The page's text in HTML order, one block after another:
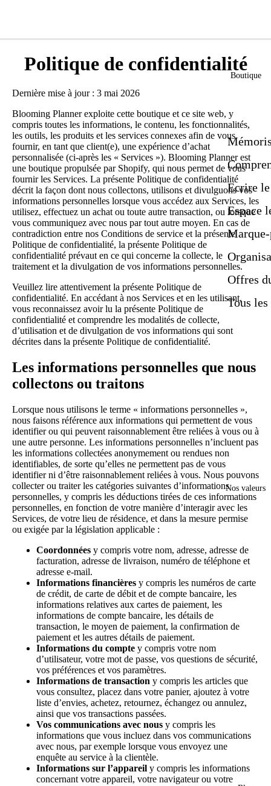
Boutique
Ecrire
Espace
Offres
Tous
Nos valeurs
Politique de confidentialité
Dernière mise à jour : 3 mai 2026
Blooming Planner exploite cette boutique et ce site web, y
compris toutes les informations, le contenu, les fonctionnalités,
les outils, les produits et les services connexes afin de vous
fournir, en tant que client(e), une expérience d’achat
personnalisée (ci-après les « Services »). Blooming Planner est
une boutique propulsée par Shopify, qui nous permet de vous
fournir les Services. La présente Politique de confidentialité
décrit la façon dont nous collectons, utilisons et divulguons vos
informations personnelles lorsque vous accédez aux Services, les
utilisez, effectuez un achat ou toute autre transaction, ou lorsque
vous communiquez avec nous par tout autre moyen. En cas de
contradiction entre nos Conditions de service et la présente
Politique de confidentialité, la présente Politique de
confidentialité prévaut en ce qui concerne la collecte, le
traitement et la divulgation de vos informations personnelles.
Veuillez lire attentivement la présente Politique de
confidentialité. En accédant à nos Services et en les utilisant,
vous reconnaissez avoir lu la présente Politique de
confidentialité et comprendre les modalités de collecte,
d’utilisation et de divulgation de vos informations qui sont
décrites dans la présente Politique de confidentialité.
Les informations personnelles que nous
collectons ou traitons
Lorsque nous utilisons le terme « informations personnelles »,
nous faisons référence aux informations qui permettent de vous
identifier ou qui peuvent raisonnablement être reliées à vous ou à
une autre personne. Les informations personnelles n’incluent pas
les informations collectées anonymement ou rendues non
identifiables, de sorte qu’elles ne permettent pas de vous
identifier ni d’être raisonnablement reliées à vous. Nous pouvons
collecter ou traiter les catégories suivantes d’informations
personnelles, y compris les déductions tirées de ces informations
personnelles, en fonction de votre manière d’interagir avec les
Services, de votre lieu de résidence, et dans la mesure permise
ou exigée par la législation applicable :
Coordonnées y compris votre nom, adresse, adresse de
facturation, adresse de livraison, numéro de téléphone et
adresse e-mail.
Informations financières y compris les numéros de carte
de crédit, de carte de débit et de compte bancaire, les
informations relatives aux cartes de paiement, les
informations de compte bancaire, les détails de
transaction, le moyen de paiement, la confirmation de
paiement et les autres détails de paiement.
Informations du compte y compris votre nom
d’utilisateur, votre mot de passe, vos questions de sécurité,
vos préférences et vos paramètres.
Informations de transaction y compris les articles que
vous consultez, placez dans votre panier, ajoutez à votre
liste d’envies, achetez, retournez, échangez ou annulez,
ainsi que vos transactions passées.
Vos communications avec nous y compris les
informations que vous incluez dans vos communications
avec nous, par exemple lorsque vous envoyez une
enquête au service à la clientèle.
Informations sur l’appareil y compris les informations
concernant votre appareil, votre navigateur ou votre